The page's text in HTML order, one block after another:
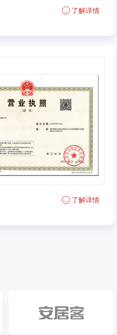
了解详情
了解详情